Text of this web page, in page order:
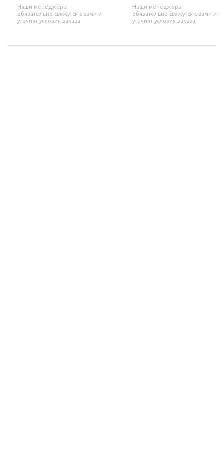
Наши менеджеры
обязательно свяжутся с вами и
уточнят условия заказа
Наши менеджеры
обязательно свяжутся с вами и
уточнят условия заказа